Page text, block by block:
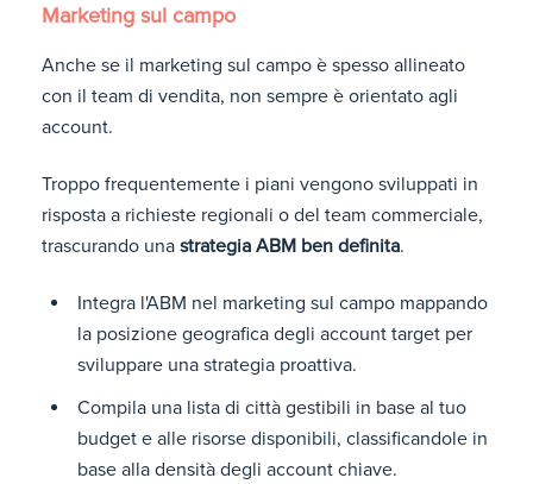
Marketing sul campo
Anche se il marketing sul campo è spesso allineato
con il team di vendita, non sempre è orientato agli
account.
Troppo frequentemente i piani vengono sviluppati in
risposta a richieste regionali o del team commerciale,
trascurando una strategia ABM ben definita.
Integra l'ABM nel marketing sul campo mappando
la posizione geografica degli account target per
sviluppare una strategia proattiva.
Compila una lista di città gestibili in base al tuo
budget e alle risorse disponibili, classificandole in
base alla densità degli account chiave.